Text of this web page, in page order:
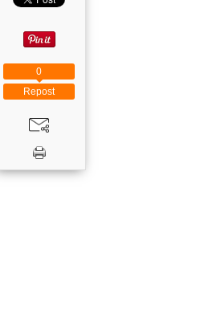
Repost
0